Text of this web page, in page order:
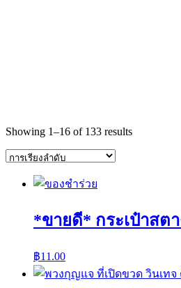
Showing 1–16 of 133 results
*ขายดี* กระเป๋าสต
฿11.00